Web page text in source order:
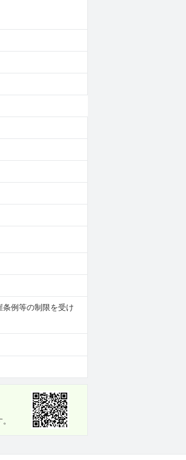
例等の制限を受け